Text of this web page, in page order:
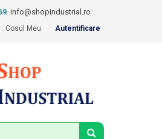
info@shopindustrial.ro
Cosul Meu Autentificare